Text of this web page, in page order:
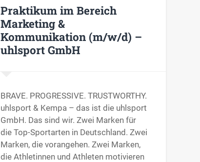
Praktikum im Bereich
Marketing &
Kommunikation (m/w/d) –
uhlsport GmbH
BRAVE. PROGRESSIVE. TRUSTWORTHY.
uhlsport & Kempa – das ist die uhlsport
GmbH. Das sind wir. Zwei Marken für
die Top-Sportarten in Deutschland. Zwei
Marken, die vorangehen. Zwei Marken,
die Athletinnen und Athleten motivieren